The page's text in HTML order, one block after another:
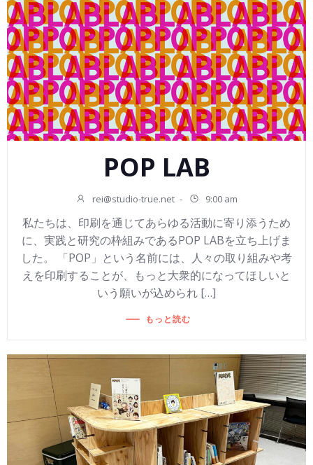
POP LAB
rei@studio-true.net - 9:00 am
私たちは、印刷を通じてあらゆる活動に寄り添うため
に、実践と研究の枠組みであるPOP LABを立ち上げま
した。 「POP」という名前には、人々の取り組みや考
えを印刷することが、もっと大衆的になってほしいと
いう願いが込められ […]
もっと読む